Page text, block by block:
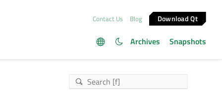
Contact Us Blog Download Qt
Archives Snapshots